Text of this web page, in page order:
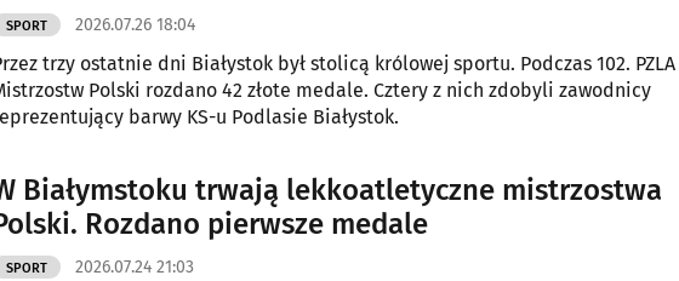
SPORT 2026.07.26 18:04
trzy ostatnie dni Białystok był stolicą królowej sportu. Podczas 102. PZLA
Polski rozdano 42 złote medale. Cztery z nich zdobyli zawodnicy
barwy KS-u Podlasie Białystok.
Białymstoku trwają lekkoatletyczne mistrzostwa
Rozdano pierwsze medale
SPORT 2026.07.24 21:03